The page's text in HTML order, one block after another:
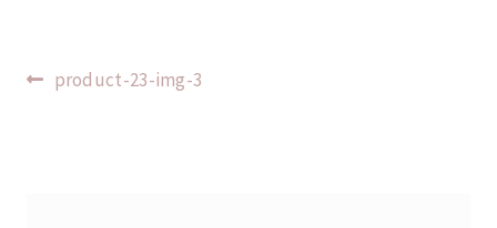
Indlægsnavigation
Forrige
product-23-img-3